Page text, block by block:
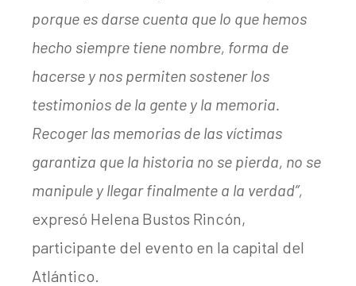
porque es darse cuenta que lo que hemos
hecho siempre tiene nombre, forma de
hacerse y nos permiten sostener los
testimonios de la gente y la memoria.
Recoger las memorias de las víctimas
garantiza que la historia no se pierda, no se
manipule y llegar finalmente a la verdad”,
expresó Helena Bustos Rincón,
participante del evento en la capital del
Atlántico.